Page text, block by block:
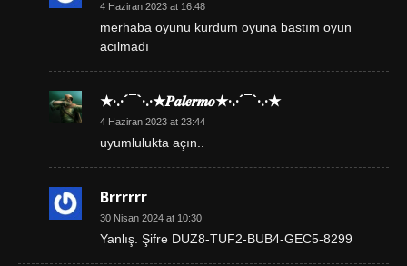
4 Haziran 2023 at 16:48
merhaba oyunu kurdum oyuna bastım oyun
acılmadı
★·.·´¯`·.·★𝑷𝒂𝒍𝒆𝒓𝒎𝒐★·.·´¯`·.·★
4 Haziran 2023 at 23:44
uyumlulukta açın..
Brrrrrr
30 Nisan 2024 at 10:30
Yanlış. Şifre DUZ8-TUF2-BUB4-GEC5-8299